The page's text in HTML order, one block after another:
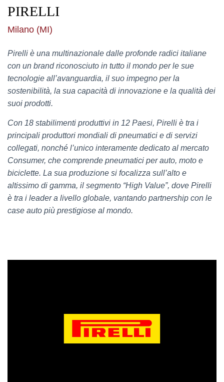
PIRELLI
Milano (MI)
Pirelli è una multinazionale dalle profonde radici italiane
con un brand riconosciuto in tutto il mondo per le sue
tecnologie all’avanguardia, il suo impegno per la
sostenibilità, la sua capacità di innovazione e la qualità dei
suoi prodotti.
Con 18 stabilimenti produttivi in 12 Paesi, Pirelli è tra i
principali produttori mondiali di pneumatici e di servizi
collegati, nonché l’unico interamente dedicato al mercato
Consumer, che comprende pneumatici per auto, moto e
biciclette. La sua produzione si focalizza sull’alto e
altissimo di gamma, il segmento “High Value”, dove Pirelli
è tra i leader a livello globale, vantando partnership con le
case auto più prestigiose al mondo.